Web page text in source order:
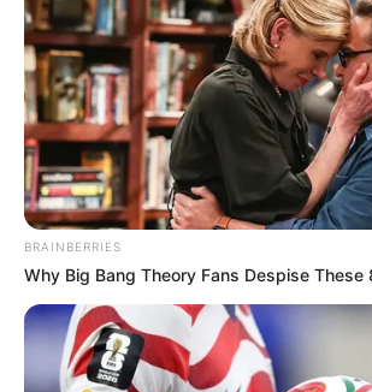
FORGE BODY
This Video Always Makes You
And Watch Again
BRAINBERRIES
Why Big Bang Theory Fans Despise These